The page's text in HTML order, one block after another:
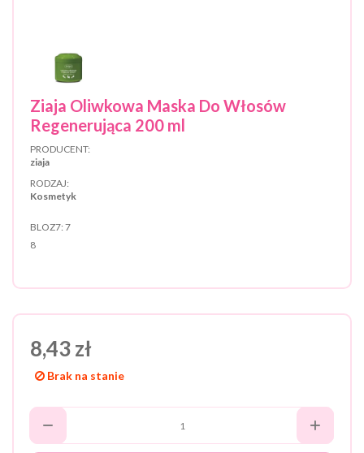
Ziaja Oliwkowa Maska Do Włosów
Regenerująca 200 ml
PRODUCENT:
ziaja
RODZAJ:
Kosmetyk
BLOZ7: 7
8
8,43 zł
Brak na stanie